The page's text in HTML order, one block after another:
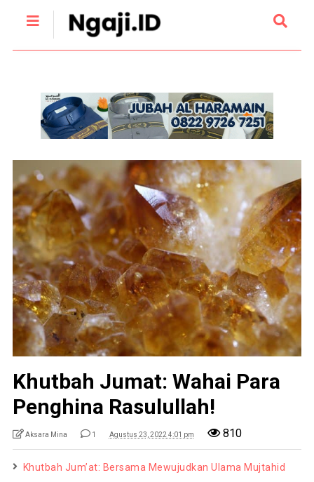
Khutbah Jumat: Wahai Para
Penghina Rasulullah!
Aksara Mina 1 Agustus 23, 2022 4:01 pm 810
Khutbah Jum’at: Bersama Mewujudkan Ulama Mujtahid